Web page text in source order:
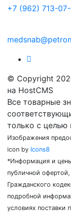
+7 (962) 713-
© Copyright
на HostCMS
Все товарные
только с целью
Изображения
icon by Icons8
*Информация и
публичной
Гражданского
подробной
условиях поставки